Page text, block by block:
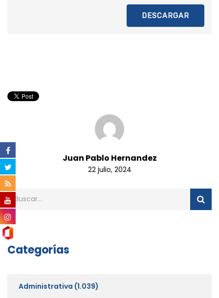
DESCARGAR
Juan Pablo Hernandez
22 julio, 2024
Categorías
Administrativa (1.039)